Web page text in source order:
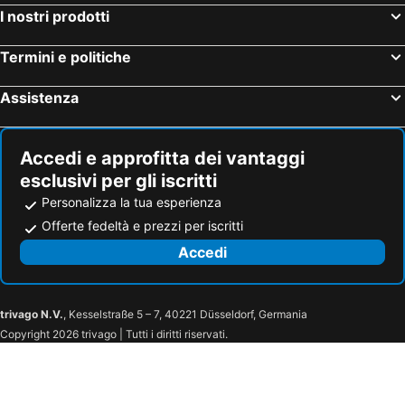
I nostri prodotti
Termini e politiche
Assistenza
Accedi e approfitta dei vantaggi
esclusivi per gli iscritti
Personalizza la tua esperienza
Offerte fedeltà e prezzi per iscritti
Accedi
trivago N.V., Kesselstraße 5 – 7, 40221 Düsseldorf, Germania
Copyright 2026 trivago | Tutti i diritti riservati.